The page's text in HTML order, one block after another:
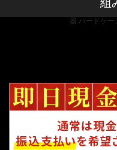
器 ハードケー